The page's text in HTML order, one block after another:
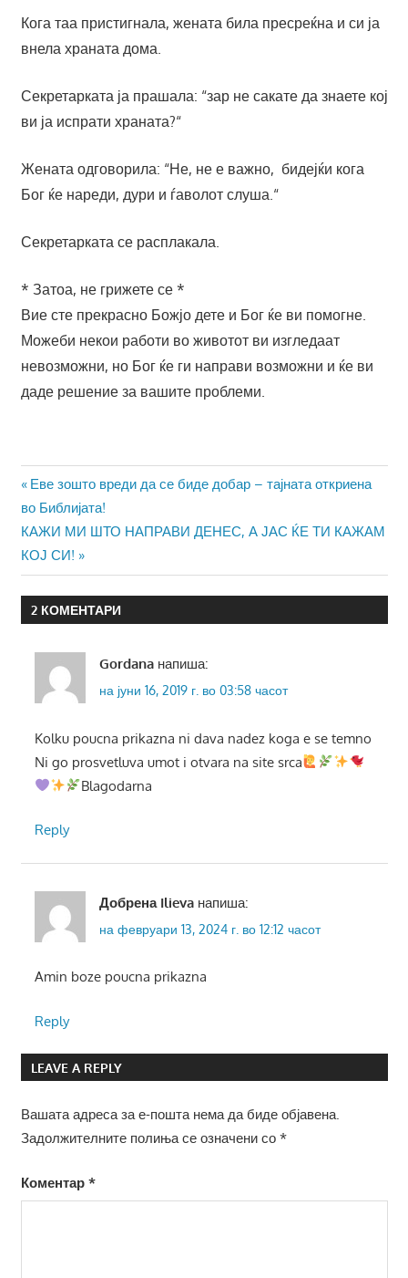
Кога таа пристигнала, жената била пресреќна и си ја
внела храната дома.
Секретарката ја прашала: “зар не сакате да знаете кој
ви ја испрати храната?“
Жената одговорила: “Не, не е важно, бидејќи кога
Бог ќе нареди, дури и ѓаволот слуша.“
Секретарката се расплакала.
* Затоа, не грижете се *
Вие сте прекрасно Божјо дете и Бог ќе ви помогне.
Можеби некои работи во животот ви изгледаат
невозможни, но Бог ќе ги направи возможни и ќе ви
даде решение за вашите проблеми.
Навигација
на
напис
Previous
Post:
Еве зошто вреди да се биде добар – тајната откриена
во Библијата!
Next
Post:
КАЖИ МИ ШТО НАПРАВИ ДЕНЕС, А ЈАС ЌЕ ТИ КАЖАМ
КОЈ СИ!
2 КОМЕНТАРИ
Gordana напиша:
на јуни 16, 2019 г. во 03:58 часот
Kolku poucna prikazna ni dava nadez koga e se temno
Ni go prosvetluva umot i otvara na site srca
Blagodarna
Reply
Добрена Ilieva напиша:
на февруари 13, 2024 г. во 12:12 часот
Amin boze poucna prikazna
Reply
LEAVE A REPLY
Вашата адреса за е-пошта нема да биде објавена.
Задолжителните полиња се означени со *
Коментар *